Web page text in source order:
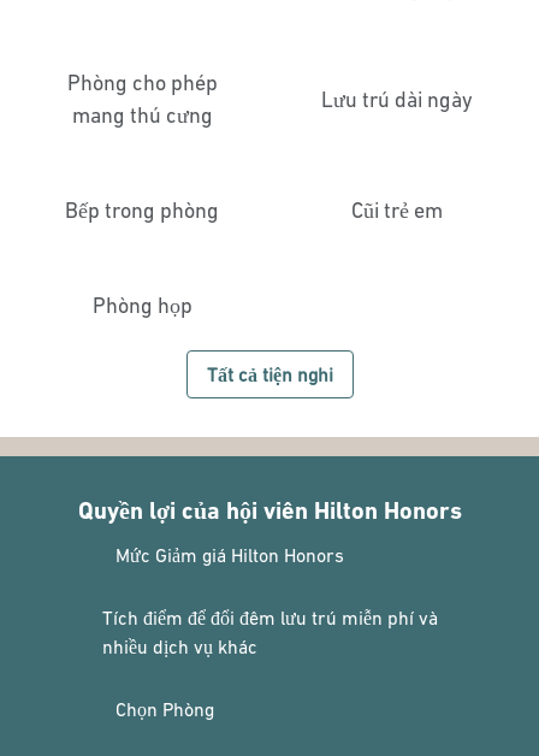
Phòng cho phép
mang thú cưng
Lưu trú dài ngày
Bếp trong phòng Cũi trẻ em
Phòng họp
Tất cả tiện nghi
Quyền lợi của hội viên Hilton Honors
Mức Giảm giá Hilton Honors
Tích điểm để đổi đêm lưu trú miễn phí và
nhiều dịch vụ khác
Chọn Phòng